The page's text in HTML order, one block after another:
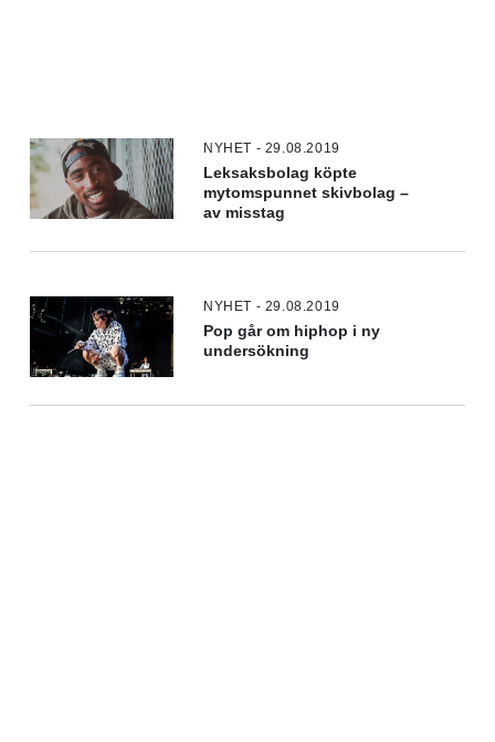
NYHET - 29.08.2019
Leksaksbolag köpte
mytomspunnet skivbolag –
av misstag
NYHET - 29.08.2019
Pop går om hiphop i ny
undersökning